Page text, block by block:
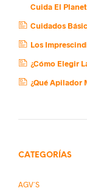
Cuida El
Cuidados
Los
¿Cómo Elegir
¿Qué Apilador
CATEGORÍAS
AGV´s